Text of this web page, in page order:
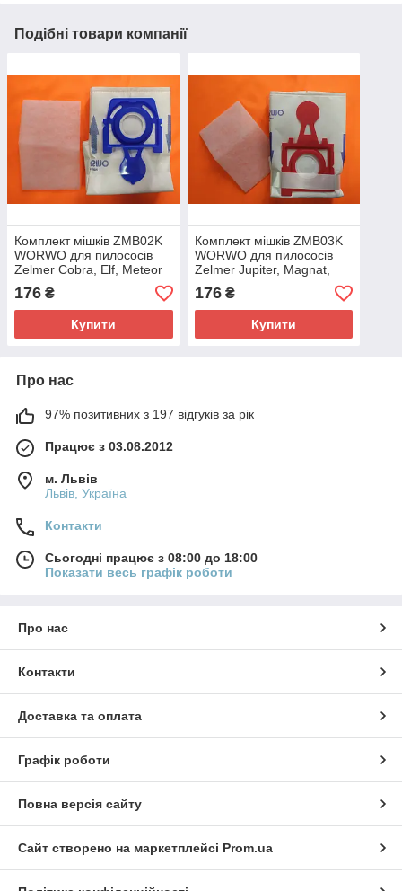
Подібні товари компанії
Комплект мішків ZMB02K
WORWO для пилососів
Zelmer Cobra, Elf, Meteor
(4 шт + фільтр)
176 ₴
Купити
Комплект мішків ZMB03K
WORWO для пилососів
Zelmer Jupiter, Magnat,
Solaris (4 шт + фільтр)
176₴
Купити
Про нас
97% позитивних з 197 відгуків за рік
Працює з 03.08.2012
м. Львів
Львів, Україна
Контакти
Сьогодні працює з 08:00 до 18:00
Показати весь графік роботи
Про нас
Контакти
Доставка та оплата
Графік роботи
Повна версія сайту
Сайт створено на маркетплейсі Prom.ua